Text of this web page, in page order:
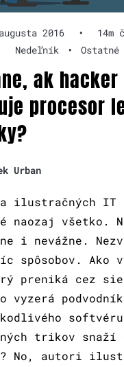
2016 •
14m
Nedeľník
• Ostatné
ak
procesor
Urban
ilustračných IT
naozaj všetko.
i nevážne.
spôsobov. Ako
preniká cez
vyzerá
trikov
No, autori